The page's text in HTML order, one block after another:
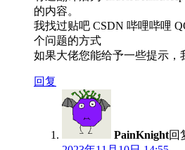
的内容。
我找过贴吧 CSDN 哔哩哔哩
个问题的方式
如果大佬您能给予一些提示，
回复
PainKnight回